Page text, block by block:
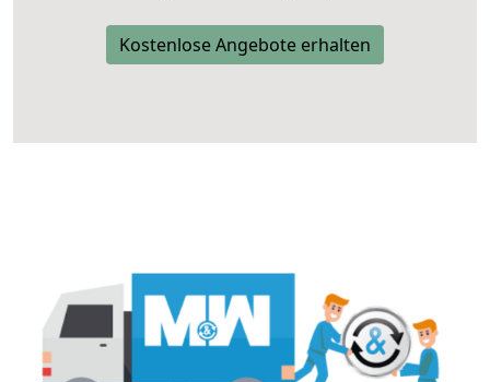
Kostenlose Angebote erhalten